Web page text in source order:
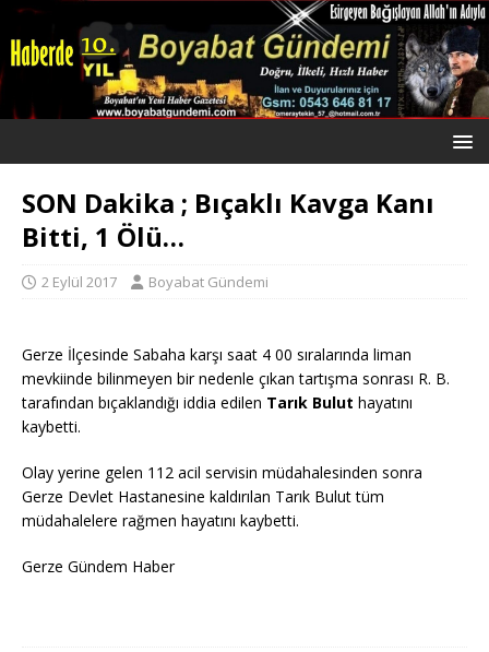
SON Dakika ; Bıçaklı Kavga Kanı
Bitti, 1 Ölü…
2 Eylül 2017 Boyabat Gündemi
Gerze İlçesinde Sabaha karşı saat 4 00 sıralarında liman
mevkiinde bilinmeyen bir nedenle çıkan tartışma sonrası R. B.
tarafından bıçaklandığı iddia edilen Tarık Bulut hayatını
kaybetti.
Olay yerine gelen 112 acil servisin müdahalesinden sonra
Gerze Devlet Hastanesine kaldırılan Tarık Bulut tüm
müdahalelere rağmen hayatını kaybetti.
Gerze Gündem Haber